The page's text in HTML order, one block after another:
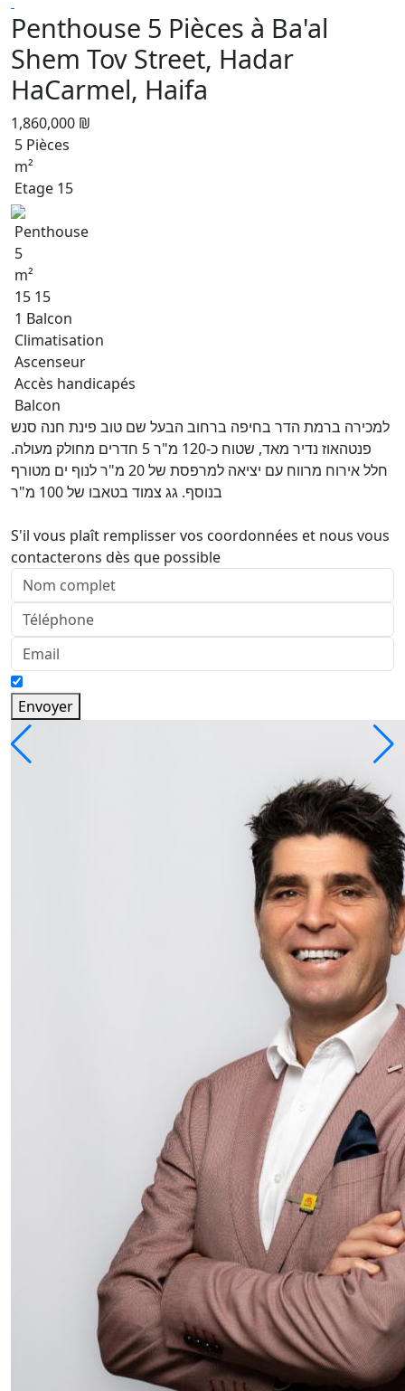
Penthouse 5 Pièces à Ba'al
Shem Tov Street, Hadar
HaCarmel, Haifa
1,860,000 ₪
5 Pièces
m²
Etage 15
Penthouse
5
m²
15 15
1 Balcon
Climatisation
Ascenseur
Accès handicapés
Balcon
למכירה ברמת הדר בחיפה ברחוב הבעל שם טוב פינת חנה סנש
פנטהאוז נדיר מאד, שטוח כ-120 מ"ר 5 חדרים מחולק מעולה.
חלל אירוח מרווח עם יציאה למרפסת של 20 מ"ר לנוף ים מטורף
בנוסף. גג צמוד בטאבו של 100 מ"ר
S'il vous plaît remplisser vos coordonnées et nous vous
contacterons dès que possible
Envoyer